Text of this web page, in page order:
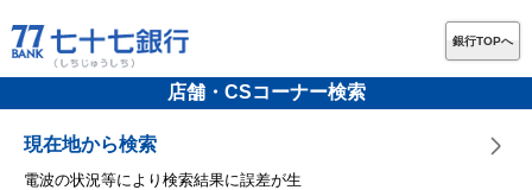
銀行TOPへ
店舗・CSコーナー検索
現在地から検索
電波の状況等により検索結果に誤差が生